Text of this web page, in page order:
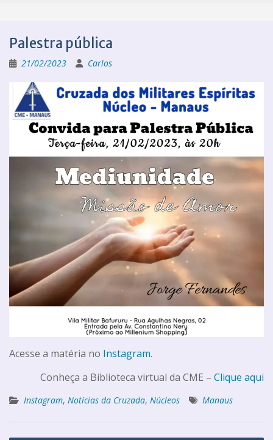
Palestra pública
21/02/2023 Carlos
Acesse a matéria no Instagram.
Conheça a Biblioteca virtual da CME – Clique aqui
Instagram, Notícias da Cruzada, Núcleos Manaus